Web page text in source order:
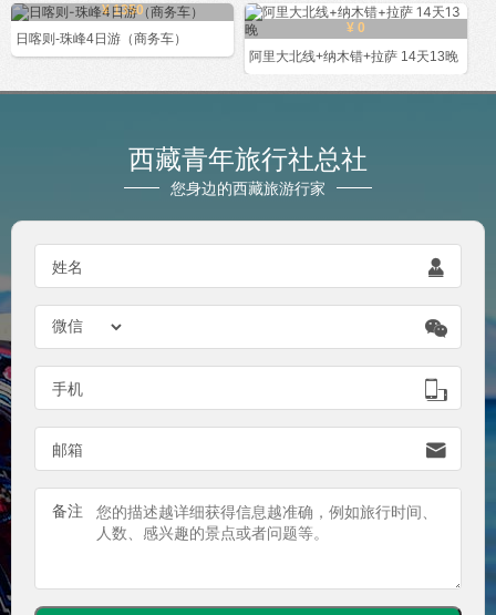
¥ 1350
日喀则-珠峰4日游（商务车）
¥ 0
阿里大北线+纳木错+拉萨 14天13晚
西藏青年旅行社总社
您身边的西藏旅游行家
姓名 

手机 
邮箱 
备注